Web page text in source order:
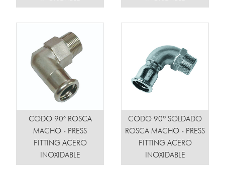
CODO 90° ROSCA
MACHO - PRESS
FITTING ACERO
INOXIDABLE
CODO 90º SOLDADO
ROSCA MACHO - PRESS
FITTING ACERO
INOXIDABLE